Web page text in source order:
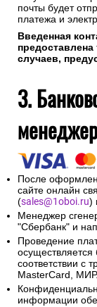
почты будет
платежа и
Введенная
случаев,
3.
После
сайте онлайн
(sales@1oboi.ru)
Менеджер
"Сбербанк" и
Проведение
осуществляется
соответствии с
MasterCard, МИР.
информации